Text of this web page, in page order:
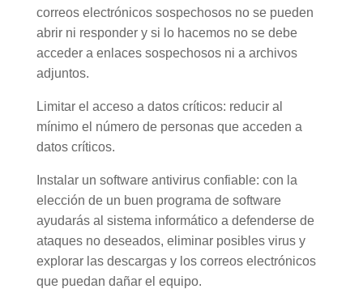
correos electrónicos sospechosos no se pueden
abrir ni responder y si lo hacemos no se debe
acceder a enlaces sospechosos ni a archivos
adjuntos.
Limitar el acceso a datos críticos: reducir al
mínimo el número de personas que acceden a
datos críticos.
Instalar un software antivirus confiable: con la
elección de un buen programa de software
ayudarás al sistema informático a defenderse de
ataques no deseados, eliminar posibles virus y
explorar las descargas y los correos electrónicos
que puedan dañar el equipo.